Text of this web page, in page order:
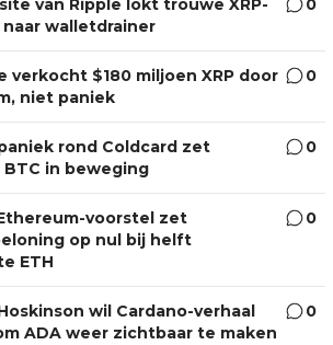
van Ripple lokt trouwe XRP-
walletdrainer
0
verkocht $180 miljoen XRP door
niet paniek
0
rond Coldcard zet
BTC in beweging
0
voorstel zet
op nul bij helft
ETH
0
wil Cardano-verhaal
ADA weer zichtbaar te maken
0